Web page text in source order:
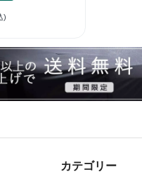
)
カテゴリー